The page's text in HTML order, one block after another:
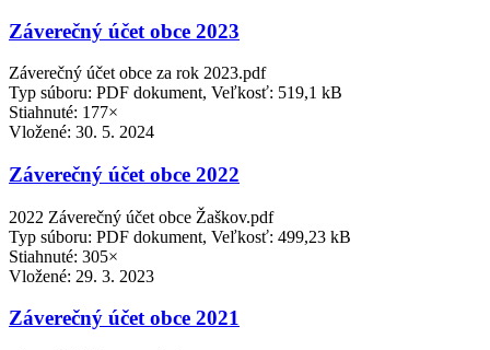
Záverečný účet obce 2023
Záverečný účet obce za rok 2023.pdf
Typ súboru: PDF dokument, Veľkosť: 519,1 kB
Stiahnuté: 177×
Vložené: 30. 5. 2024
Záverečný účet obce 2022
2022 Záverečný účet obce Žaškov.pdf
Typ súboru: PDF dokument, Veľkosť: 499,23 kB
Stiahnuté: 305×
Vložené: 29. 3. 2023
Záverečný účet obce 2021